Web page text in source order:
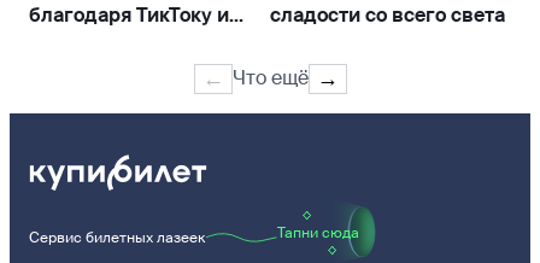
благодаря ТикТоку и
сладости со всего света
← Что ещё →
Сервис билетных лазеек Тапни сюда